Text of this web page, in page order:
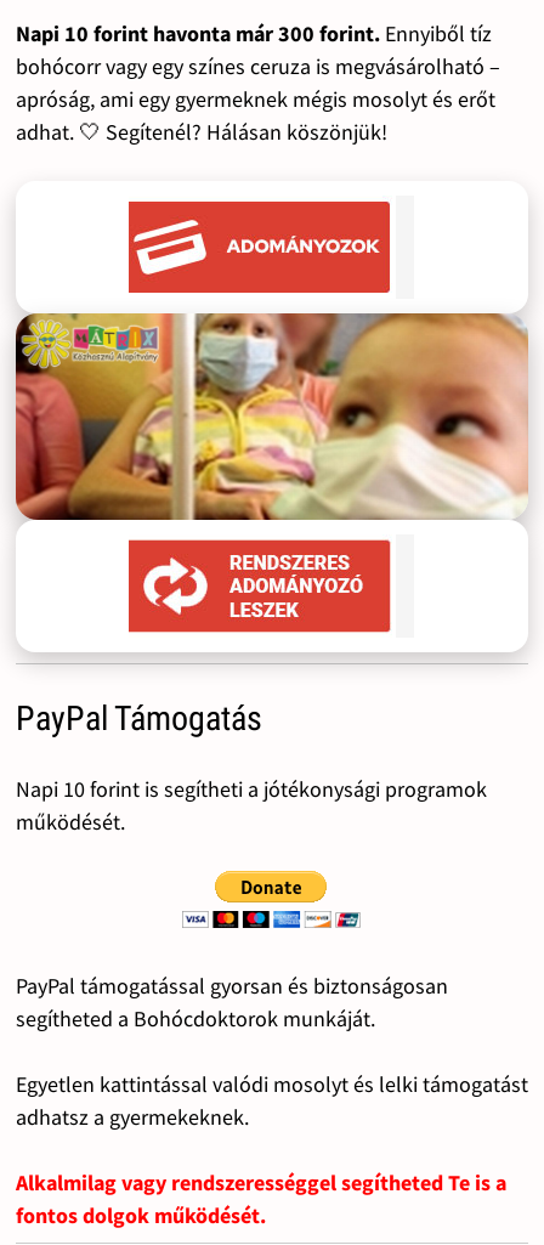
Napi 10 forint havonta már 300 forint.Ennyiből tíz
bohócorr vagy egy színes ceruza is megvásárolható –
apróság, ami egy gyermeknek mégis mosolyt és erőt
adhat. 🤍 Segítenél? Hálásan köszönjük!
PayPal Támogatás
Napi 10 forint is segítheti a jótékonysági programok
működését.
PayPal támogatással gyorsan és biztonságosan
segítheted a Bohócdoktorok munkáját.
Egyetlen kattintással valódi mosolyt és lelki támogatást
adhatsz a gyermekeknek.
Alkalmilag vagy rendszerességgel segítheted Te is a
fontos dolgok működését.